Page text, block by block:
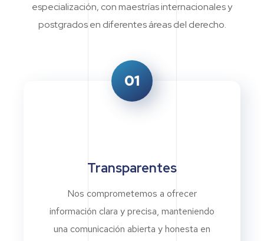
especialización, con maestrías internacionales y
postgrados en diferentes áreas del derecho.
01
Transparentes
Nos comprometemos a ofrecer
información clara y precisa, manteniendo
una comunicación abierta y honesta en